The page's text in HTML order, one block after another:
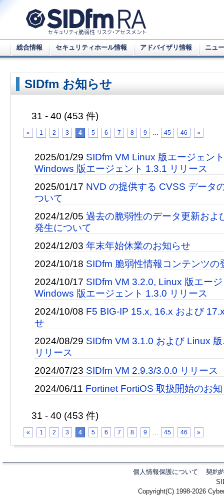
総合情報 セキュリティホール情報 アドバイザリ情報 ニュ
SIDfm お知らせ
31 - 40 (453 件)
« 1 2 3 4 5 6 7 8 9 … 45 46 »
2025/01/29 SIDfm VM Linux 版エージェン
Windows 版エージェント 1.3.1 リリース
2025/01/17 NVD の提供する CVSS データ
ついて
2024/12/05 過去の脆弱性のデータ更新およ
発生について
2024/12/03 年末年始休業のお知らせ
2024/10/18 SIDfm 脆弱性情報コンテンツの
2024/10/17 SIDfm VM 3.2.0, Linux 版エー
Windows 版エージェント 1.3.0 リリース
2024/10/08 F5 BIG-IP 15.x, 16.x および
せ
2024/08/29 SIDfm VM 3.1.0 および Linux
リリース
2024/07/23 SIDfm VM 2.9.3/3.0.0 リリース
2024/06/11 Fortinet FortiOS 取扱開始のお
31 - 40 (453 件)
« 1 2 3 4 5 6 7 8 9 … 45 46 »
個人情報保護について
契約
Copyright(C) 1998-2026